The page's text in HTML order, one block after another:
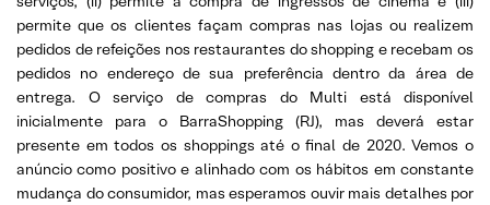
permite que os clientes façam compras nas lojas ou realizem
pedidos de refeições nos restaurantes do shopping e recebam os
pedidos no endereço de sua preferência dentro da área de
entrega. O serviço de compras do Multi está disponível
inicialmente para o BarraShopping (RJ), mas deverá estar
presente em todos os shoppings até o final de 2020. Vemos o
anúncio como positivo e alinhado com os hábitos em constante
mudança do consumidor, mas esperamos ouvir mais detalhes por